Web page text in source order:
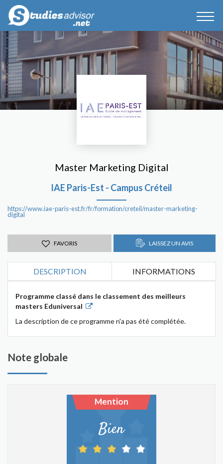
Master Marketing Digital
IAE Paris-Est - Campus Créteil
https://www.iae-paris-est.fr/fr/formation/creteil/master-marketing-
digital
FAVORIS LAISSEZ UN AVIS
DESCRIPTION INFORMATIONS
Programme classé dans le classement des meilleurs
masters Eduniversal
La description de ce programme n'a pas été complétée.
Note globale
Mention
Bien